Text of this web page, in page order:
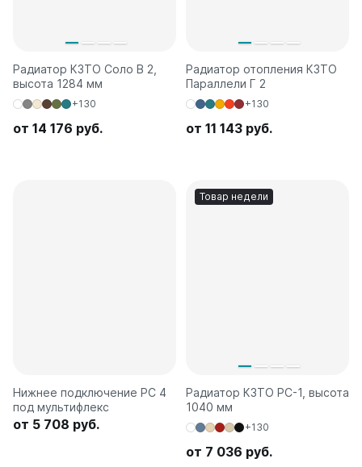
Радиатор КЗТО Соло В 2,
высота 1284 мм
+130
от 14 176 руб.
Радиатор отопления КЗТО
Параллели Г 2
+130
от 11 143 руб.
Нижнее подключение РС 4
под мультифлекс
от 5 708 руб.
Товар недели
Радиатор КЗТО РС-1, высота
1040 мм
+130
от 7 036 руб.